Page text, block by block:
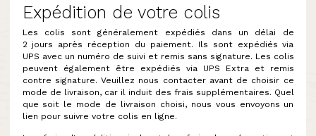
Expédition de votre colis
Les colis sont généralement expédiés dans un délai de
2 jours après réception du paiement. Ils sont expédiés via
UPS avec un numéro de suivi et remis sans signature. Les colis
peuvent également être expédiés via UPS Extra et remis
contre signature. Veuillez nous contacter avant de choisir ce
mode de livraison, car il induit des frais supplémentaires. Quel
que soit le mode de livraison choisi, nous vous envoyons un
lien pour suivre votre colis en ligne.